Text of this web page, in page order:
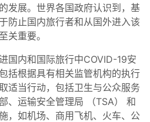
发展。世界各国政府认识到，基
防止国内旅行者和从国外进入该
关重要。
国内和国际旅行中COVID-19安
括根据具有相关监管机构的执行
适当行动，包括卫生与公众服务
、运输安全管理局 （TSA） 和
，如机场、商用飞机、火车、公